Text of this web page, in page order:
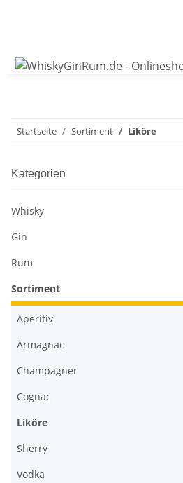
Startseite Sortiment Liköre
Kategorien
Whisky
Gin
Rum
Sortiment
Aperitiv
Armagnac
Champagner
Cognac
Liköre
Sherry
Vodka